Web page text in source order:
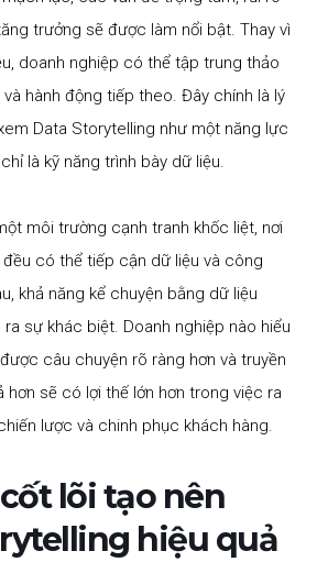
trưởng sẽ được làm nổi bật. Thay vì
doanh nghiệp có thể tập trung thảo
và hành động tiếp theo. Đây chính là lý
Data Storytelling như một năng lực
là kỹ năng trình bày dữ liệu.
môi trường cạnh tranh khốc liệt, nơi
có thể tiếp cận dữ liệu và công
khả năng kể chuyện bằng dữ liệu
sự khác biệt. Doanh nghiệp nào hiểu
câu chuyện rõ ràng hơn và truyền
hơn sẽ có lợi thế lớn hơn trong việc ra
lược và chinh phục khách hàng.
lõi tạo nên
hiệu quả